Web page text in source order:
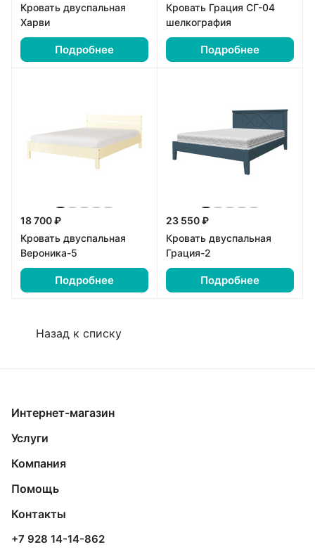
Кровать двуспальная
Харви
Подробнее
Кровать Грация СГ-04
шелкография
Подробнее
18 700 ₽
Кровать двуспальная
Вероника-5
Подробнее
23 550 ₽
Кровать двуспальная
Грация-2
Подробнее
Назад к списку
Интернет-магазин
Услуги
Компания
Помощь
Контакты
+7 928 14-14-862